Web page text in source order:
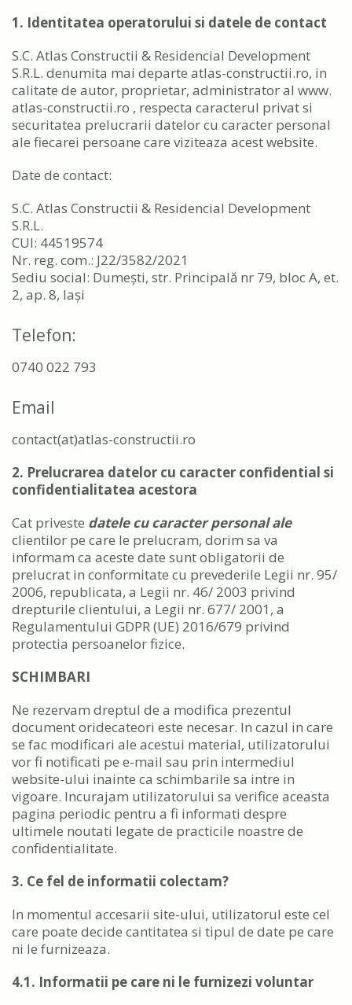
1. Identitatea operatorului si datele de contact
S.C. Atlas Constructii & Residencial Development
S.R.L. denumita mai departe atlas-constructii.ro, in
calitate de autor, proprietar, administrator al www.
atlas-constructii.ro , respecta caracterul privat si
securitatea prelucrarii datelor cu caracter personal
ale fiecarei persoane care viziteaza acest website.
Date de contact:
S.C. Atlas Constructii & Residencial Development
S.R.L.
CUI: 44519574
Nr. reg. com.: J22/3582/2021
Sediu social: Dumești, str. Principală nr 79, bloc A, et.
2, ap. 8, Iași
Telefon:
0740 022 793
Email
contact(at)atlas-constructii.ro
2. Prelucrarea datelor cu caracter confidential si
confidentialitatea acestora
Cat priveste datele cu caracter personal ale
clientilor pe care le prelucram, dorim sa va
informam ca aceste date sunt obligatorii de
prelucrat in conformitate cu prevederile Legii nr. 95/
2006, republicata, a Legii nr. 46/ 2003 privind
drepturile clientului, a Legii nr. 677/ 2001, a
Regulamentului GDPR (UE) 2016/679 privind
protectia persoanelor fizice.
SCHIMBARI
Ne rezervam dreptul de a modifica prezentul
document oridecateori este necesar. In cazul in care
se fac modificari ale acestui material, utilizatorului
vor fi notificati pe e-mail sau prin intermediul
website-ului inainte ca schimbarile sa intre in
vigoare. Incurajam utilizatorului sa verifice aceasta
pagina periodic pentru a fi informati despre
ultimele noutati legate de practicile noastre de
confidentialitate.
3. Ce fel de informatii colectam?
In momentul accesarii site-ului, utilizatorul este cel
care poate decide cantitatea si tipul de date pe care
ni le furnizeaza.
4.1. Informatii pe care ni le furnizezi voluntar